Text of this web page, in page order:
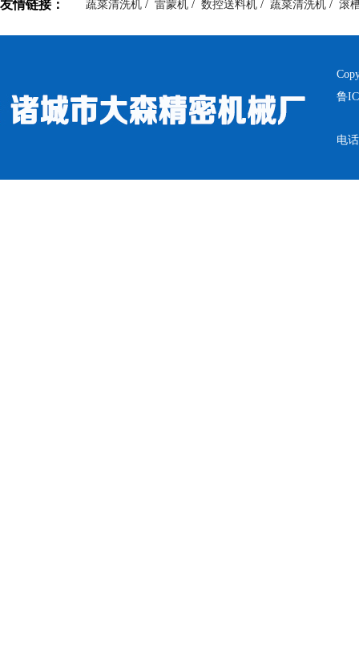
友情链接： 蔬菜清洗机 / 雷蒙机 / 数控送料机 / 蔬菜清洗机 / 滚
鲁
电